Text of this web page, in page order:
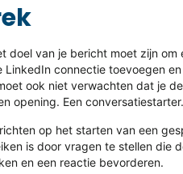
doel van je bericht moet zijn
connectie toevoegen
ook niet verwachten dat je
opening. Een conversatiestarter.
op het starten van een
is door vragen te stellen die
en een reactie bevorderen.